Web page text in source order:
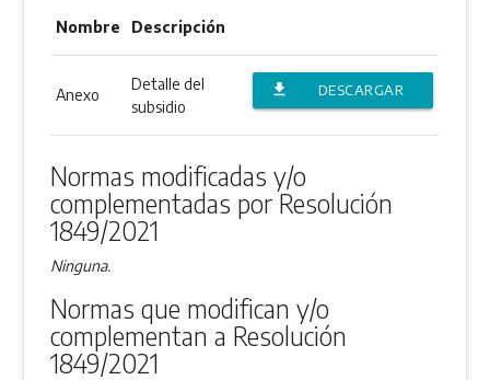
Nombre Descripción
Anexo
Detalle del
subsidio
file_download
DESCARGAR
Normas modificadas y/o
complementadas por Resolución
1849/2021
Ninguna.
Normas que modifican y/o
complementan a Resolución
1849/2021